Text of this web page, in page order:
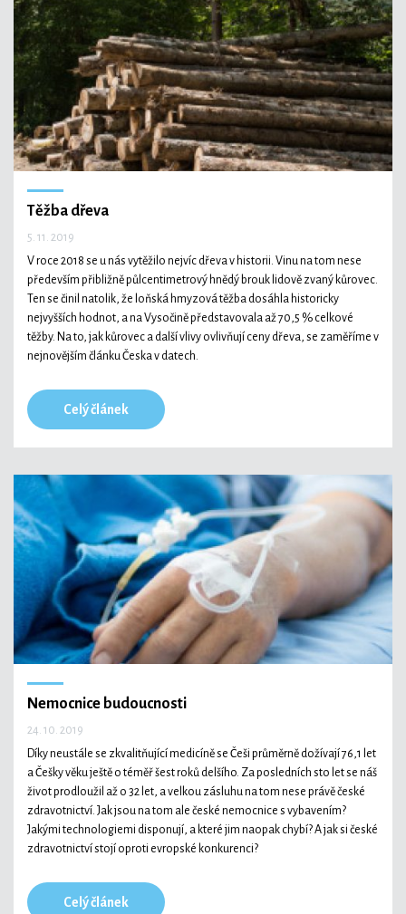
Těžba dřeva
5. 11. 2019
V roce 2018 se u nás vytěžilo nejvíc dřeva v historii. Vinu na tom nese
především přibližně půlcentimetrový hnědý brouk lidově zvaný kůrovec.
Ten se činil natolik, že loňská hmyzová těžba dosáhla historicky
nejvyšších hodnot, a na Vysočině představovala až 70,5 % celkové
těžby. Na to, jak kůrovec a další vlivy ovlivňují ceny dřeva, se zaměříme v
nejnovějším článku Česka v datech.
Celý článek
Nemocnice budoucnosti
24. 10. 2019
Díky neustále se zkvalitňující medicíně se Češi průměrně dožívají 76,1 let
a Češky věku ještě o téměř šest roků delšího. Za posledních sto let se náš
život prodloužil až o 32 let, a velkou zásluhu na tom nese právě české
zdravotnictví. Jak jsou na tom ale české nemocnice s vybavením?
Jakými technologiemi disponují, a které jim naopak chybí? A jak si české
zdravotnictví stojí oproti evropské konkurenci?
Celý článek